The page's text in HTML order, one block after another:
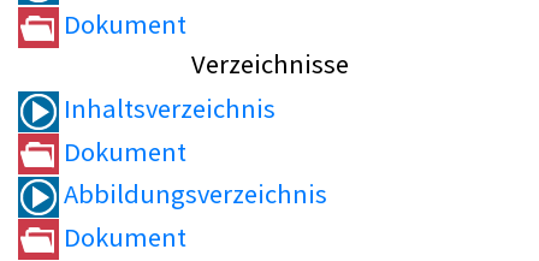
Dokument
Verzeichnisse
Inhaltsverzeichnis
Dokument
Abbildungsverzeichnis
Dokument